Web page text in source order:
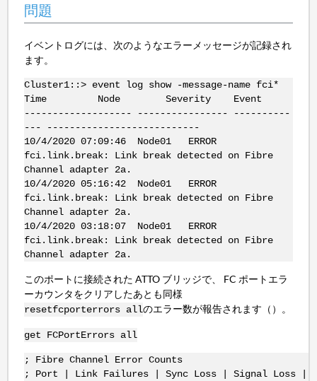
問題
イベントログには、次のようなエラーメッセージが記録され
ます。
Cluster1::> event log show -message-name fci*
Time Node Severity Event
------------------- ---------------- ----------
--- ---------------------------
10/4/2020 07:09:46 Node01 ERROR
fci.link.break: Link break detected on Fibre
Channel adapter 2a.
10/4/2020 05:16:42 Node01 ERROR
fci.link.break: Link break detected on Fibre
Channel adapter 2a.
10/4/2020 03:18:07 Node01 ERROR
fci.link.break: Link break detected on Fibre
Channel adapter 2a.
このポートに接続された ATTO ブリッジで、 FC ポートエラ
ーカウンタをクリアしたあとも同様
resetfcporterrors allのエラー数が報告されます（）。
get FCPortErrors all
; Fibre Channel Error Counts
; Port | Link Failures | Sync Loss | Signal Loss |